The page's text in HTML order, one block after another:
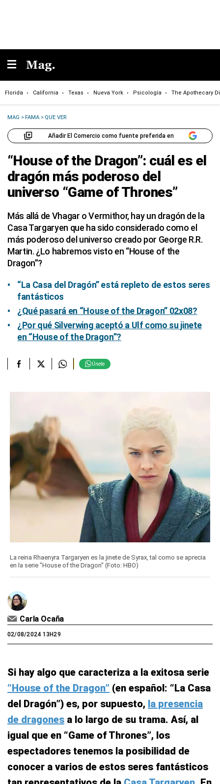
Florida California Texas Nueva York Psicología The Apothecary
MAG >FAMA > QUE VER
Añadir El Comercio como fuente preferida en
“House of the Dragon”: cuál es el
dragón más poderoso del
universo “Game of Thrones”
Más allá de Vhagar o Vermithor, hay un dragón de la
Casa Targaryen que ha sido considerado como el
más poderoso del universo creado por George R.R.
Martin. ¿Lo habremos visto en “House of the
Dragon”?
“La Casa del Dragón” está repleto de estos seres
fantásticos
¿Qué pasará en “House of the Dragon” 02x08?
¿Por qué Silverwing aceptó a Ulf como su jinete
en “House of the Dragon”?
Únete
La reina Rhaenyra Targaryen es la jinete de Syrax, tal como se aprecia
en la serie "House of the Dragon" (Foto: HBO)
Carla Ocaña
02/08/2024 13H29
Si hay algo que caracteriza a la exitosa serie
“House of the Dragon” (en español: “La Casa
del Dragón”) es, por supuesto, la presencia
de dragones a lo largo de su trama. Así, al
igual que en “Game of Thrones”, los
espectadores tenemos la posibilidad de
conocer a varios de estos seres fantásticos